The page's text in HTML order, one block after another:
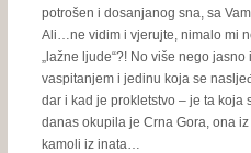
potrošen i dosanjanog sna, sa
Ali…ne vidim i vjerujte, nimalo mi
„lažne ljude“?! No više nego
vaspitanjem i jedinu koja se
dar i kad je prokletstvo – je ta koja
danas okupila je Crna Gora, ona
kamoli iz inata…